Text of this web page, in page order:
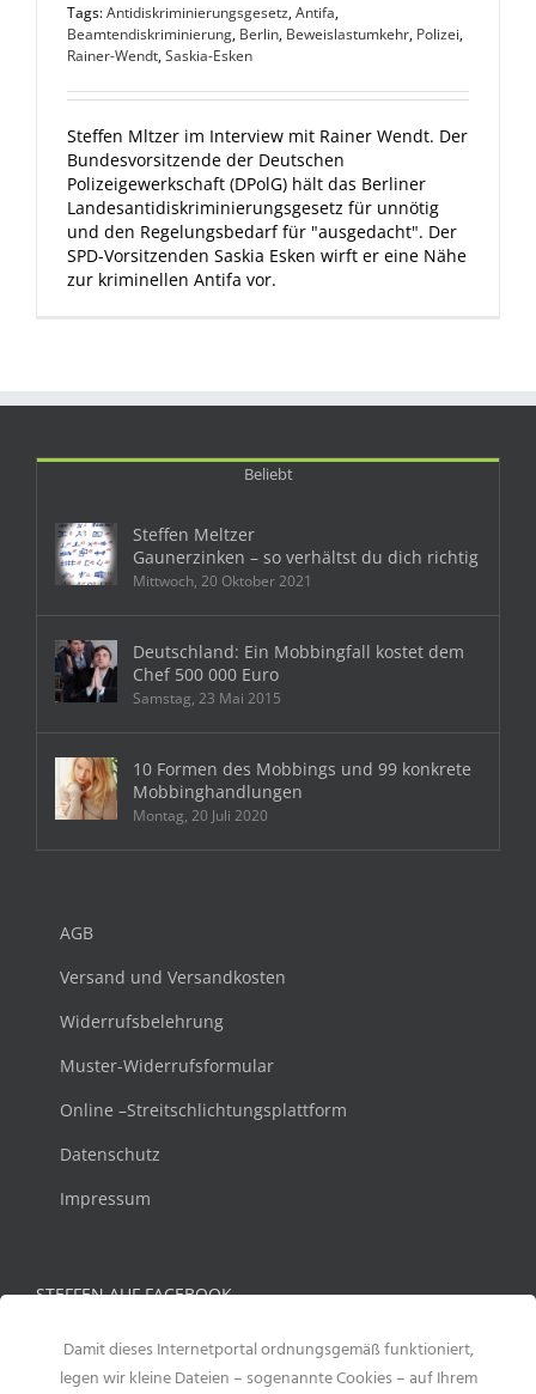
Tags:Antidiskriminierungsgesetz,Antifa,
Beamtendiskriminierung, Berlin, Beweislastumkehr, Polizei,
Rainer-Wendt,Saskia-Esken
Steffen Mltzer im Interview mit Rainer Wendt. Der
Bundesvorsitzende der Deutschen
Polizeigewerkschaft (DPolG) hält das Berliner
Landesantidiskriminierungsgesetz für unnötig
und den Regelungsbedarf für "ausgedacht". Der
SPD-Vorsitzenden Saskia Esken wirft er eine Nähe
zur kriminellen Antifa vor.
Beliebt
Steffen Meltzer
Gaunerzinken – so verhältst du dich richtig
Mittwoch, 20 Oktober 2021
Deutschland: Ein Mobbingfall kostet dem
Chef 500 000 Euro
Samstag, 23 Mai 2015
10 Formen des Mobbings und 99 konkrete
Mobbinghandlungen
Montag, 20 Juli 2020
AGB
Versand und Versandkosten
Widerrufsbelehrung
Muster-Widerrufsformular
Online –Streitschlichtungsplattform
Datenschutz
Impressum
STEFFEN AUF FACEBOOK
Damit dieses Internetportal ordnungsgemäß funktioniert,
legen wir kleine Dateien – sogenannte Cookies – auf Ihrem